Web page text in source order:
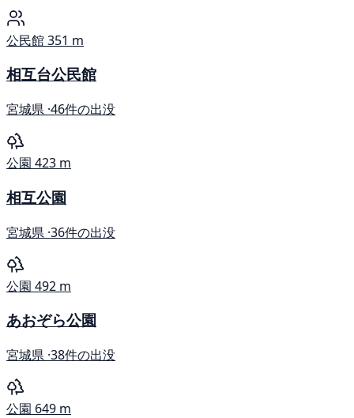
公民館351 m
相互台公民館
宮城県 ·46件の出没
公園 423 m
相互公園
宮城県 ·36件の出没
公園 492 m
あおぞら公園
宮城県 ·38件の出没
公園 649 m